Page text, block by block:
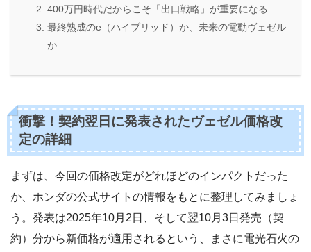
400万円時代だからこそ「出口戦略」が重要になる
最終熟成のe（ハイブリッド）か、未来の電動ヴェゼル
か
衝撃！契約翌日に発表されたヴェゼル価格改
定の詳細
まずは、今回の価格改定がどれほどのインパクトだった
か、ホンダの公式サイトの情報をもとに整理してみましょ
う。発表は2025年10月2日、そして翌10月3日発売（契
約）分から新価格が適用されるという、まさに電光石火の